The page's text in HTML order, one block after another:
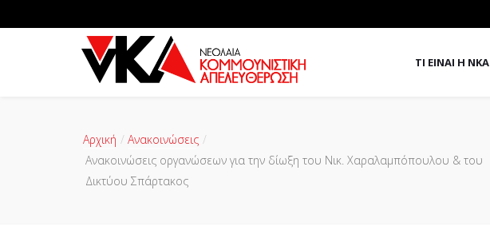
ΤΙ ΕΙΝΑΙ Η ΝΚΑ
Αρχική
Ανακοινώσεις
Ανακοινώσεις οργανώσεων για την δίωξη του Νικ. Χαραλαμπόπουλου & του
Δικτύου Σπάρτακος